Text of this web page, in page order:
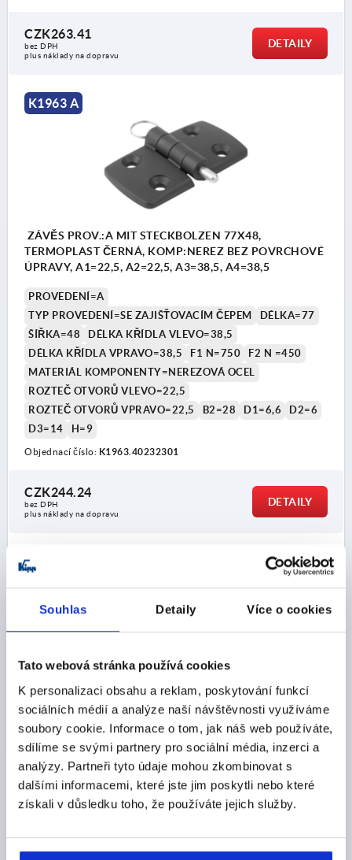
Souhlas Detaily Více o cookies
Tato webová stránka používá cookies
K personalizaci obsahu a reklam, poskytování funkcí
sociálních médií a analýze naší návštěvnosti využíváme
soubory cookie. Informace o tom, jak náš web používáte,
sdílíme se svými partnery pro sociální média, inzerci a
analýzy. Partneři tyto údaje mohou zkombinovat s
dalšími informacemi, které jste jim poskytli nebo které
získali v důsledku toho, že používáte jejich služby.
CZK263.41
bez DPH
plus náklady na dopravu
DETAILY
K1963 A
ZÁVĚS PROV.:A MIT STECKBOLZEN 77X48,
TERMOPLAST ČERNÁ, KOMP:NEREZ BEZ POVRCHOVÉ
ÚPRAVY, A1=22,5, A2=22,5, A3=38,5, A4=38,5
PROVEDENÍ=A
TYP PROVEDENÍ=SE ZAJIŠŤOVACÍM ČEPEM
DÉLKA=77
ŠÍŘKA=48
DÉLKA KŘÍDLA VLEVO=38,5
DÉLKA KŘÍDLA VPRAVO=38,5
F1 N=750
F2 N =450
MATERIÁL KOMPONENTY=NEREZOVÁ OCEL
ROZTEČ OTVORŮ VLEVO=22,5
ROZTEČ OTVORŮ VPRAVO=22,5
B2=28 D1=6,6
D2=6
D3=14
H=9
Objednací číslo: K1963.40232301
CZK244.24
bez DPH
plus náklady na dopravu
DETAILY
K1963 A
ZÁVĚS PROV.:A MIT STECKBOLZEN 87X48,
TERMOPLAST ČERNÁ, KOMP:NEREZ BEZ POVRCHOVÉ
ÚPRAVY, A1=25, A2=25, A3=43,5, A4=43,5
PROVEDENÍ=A
TYP PROVEDENÍ=SE ZAJIŠŤOVACÍM ČEPEM
DÉLKA=87
ŠÍŘKA=48
DÉLKA KŘÍDLA VLEVO=43,5
DÉLKA KŘÍDLA VPRAVO=43,5
F1 N=750
F2 N =450